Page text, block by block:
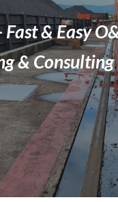
& Easy
&